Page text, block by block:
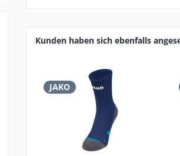
Kunden haben sich ebenfalls
JAKO